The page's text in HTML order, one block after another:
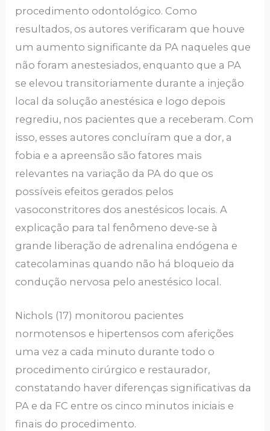
procedimento odontológico. Como
resultados, os autores verificaram que houve
um aumento significante da PA naqueles que
não foram anestesiados, enquanto que a PA
se elevou transitoriamente durante a injeção
local da solução anestésica e logo depois
regrediu, nos pacientes que a receberam. Com
isso, esses autores concluíram que a dor, a
fobia e a apreensão são fatores mais
relevantes na variação da PA do que os
possíveis efeitos gerados pelos
vasoconstritores dos anestésicos locais. A
explicação para tal fenômeno deve-se à
grande liberação de adrenalina endógena e
catecolaminas quando não há bloqueio da
condução nervosa pelo anestésico local.
Nichols (17) monitorou pacientes
normotensos e hipertensos com aferições
uma vez a cada minuto durante todo o
procedimento cirúrgico e restaurador,
constatando haver diferenças significativas da
PA e da FC entre os cinco minutos iniciais e
finais do procedimento.